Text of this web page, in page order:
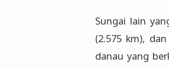
Sungai lain
(2.575 km),
danau yang